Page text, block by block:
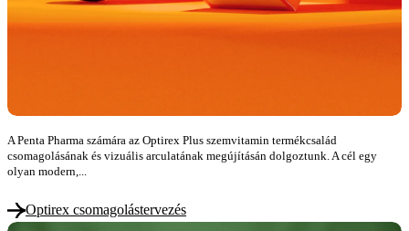
A Penta Pharma számára az Optirex Plus szemvitamin termékcsalád
csomagolásának és vizuális arculatának megújításán dolgoztunk. A cél egy
olyan modern,...
Optirex csomagolástervezés